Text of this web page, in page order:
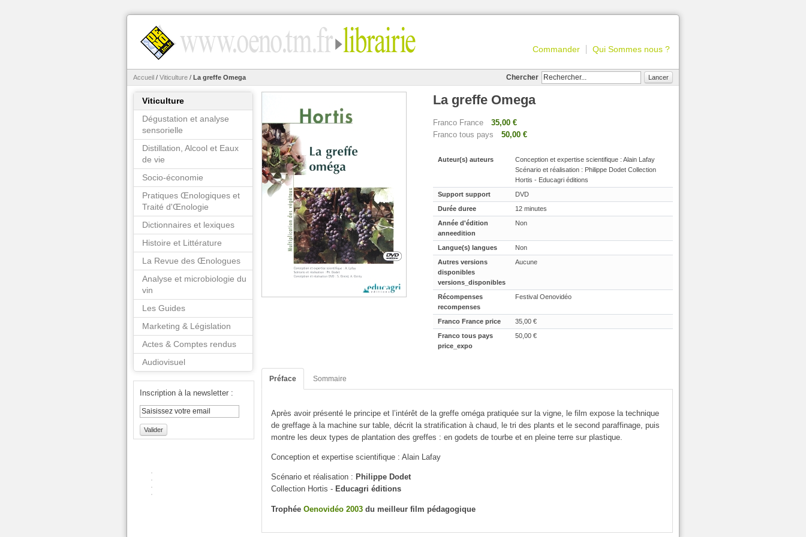
Commander Qui Sommes nous ?
Accueil / Viticulture / La greffe Omega Chercher Lancer
La greffe Omega
Franco France
35,00 €
Franco tous pays
50,00 €
Auteur(s) auteurs
Conception et expertise scientifique : Alain Lafay
Scénario et réalisation : Philippe Dodet Collection
Hortis - Educagri éditions
Support support
DVD
Durée duree
12 minutes
Année d'édition
anneedition
Non
Langue(s) langues
Non
Autres versions
disponibles
versions_disponibles
Aucune
Récompenses
recompenses
Festival Oenovidéo
Franco France price
35,00 €
Franco tous pays
price_expo
50,00 €
Préface Sommaire
Après avoir présenté le principe et l’intérêt de la greffe oméga pratiquée sur la vigne, le film expose la technique
de greffage à la machine sur table, décrit la stratification à chaud, le tri des plants et le second paraffinage, puis
montre les deux types de plantation des greffes : en godets de tourbe et en pleine terre sur plastique.
Conception et expertise scientifique : Alain Lafay
Scénario et réalisation : Philippe Dodet
Collection Hortis - Educagri éditions
Trophée Oenovidéo 2003 du meilleur film pédagogique
Viticulture
Dégustation et analyse
sensorielle
Distillation, Alcool et Eaux
de vie
Socio-économie
Pratiques Œnologiques et
Traité d'Œnologie
Dictionnaires et lexiques
Histoire et Littérature
La Revue des Œnologues
Analyse et microbiologie du
vin
Les Guides
Marketing & Législation
Actes & Comptes rendus
Audiovisuel
Inscription à la newsletter :
Valider